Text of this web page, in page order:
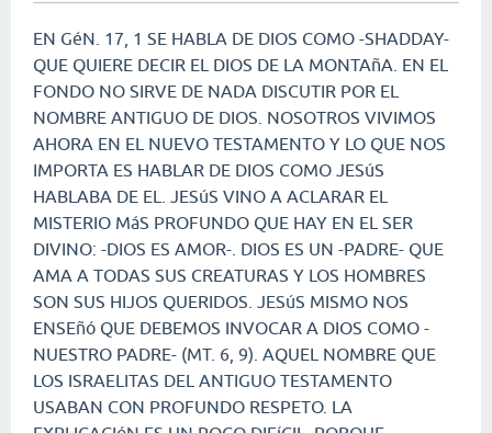
EN GéN. 17, 1 SE HABLA DE DIOS COMO -SHADDAY-
QUE QUIERE DECIR EL DIOS DE LA MONTAñA. EN EL
FONDO NO SIRVE DE NADA DISCUTIR POR EL
NOMBRE ANTIGUO DE DIOS. NOSOTROS VIVIMOS
AHORA EN EL NUEVO TESTAMENTO Y LO QUE NOS
IMPORTA ES HABLAR DE DIOS COMO JESúS
HABLABA DE EL. JESúS VINO A ACLARAR EL
MISTERIO MáS PROFUNDO QUE HAY EN EL SER
DIVINO: -DIOS ES AMOR-. DIOS ES UN -PADRE- QUE
AMA A TODAS SUS CREATURAS Y LOS HOMBRES
SON SUS HIJOS QUERIDOS. JESúS MISMO NOS
ENSEñó QUE DEBEMOS INVOCAR A DIOS COMO -
NUESTRO PADRE- (MT. 6, 9). AQUEL NOMBRE QUE
LOS ISRAELITAS DEL ANTIGUO TESTAMENTO
USABAN CON PROFUNDO RESPETO. LA